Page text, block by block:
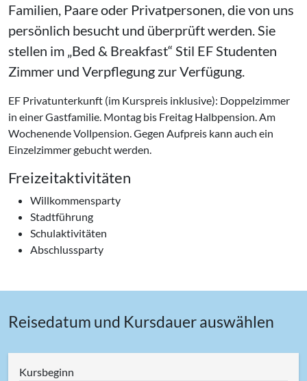
Familien, Paare oder Privatpersonen, die von uns
persönlich besucht und überprüft werden. Sie
stellen im Bed & Breakfast Stil EF Studenten
Zimmer und Verpflegung zur Verfügung.
EF Privatunterkunft (im Kurspreis inklusive): Doppelzimmer
in einer Gastfamilie. Montag bis Freitag Halbpension. Am
Wochenende Vollpension. Gegen Aufpreis kann auch ein
Einzelzimmer gebucht werden.
Freizeitaktivitäten
Willkommensparty
Stadtführung
Schulaktivitäten
Abschlussparty
Reisedatum und Kursdauer auswählen
Kursbeginn